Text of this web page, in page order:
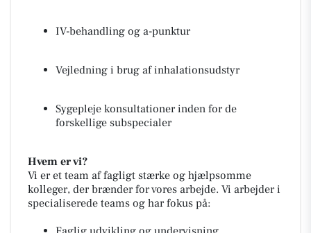
IV-behandling og a-punktur
Vejledning i brug af inhalationsudstyr
Sygepleje konsultationer inden for de
forskellige subspecialer
Hvem er vi?
Vi er et team af fagligt stærke og hjælpsomme
kolleger, der brænder for vores arbejde. Vi arbejder i
specialiserede teams og har fokus på: